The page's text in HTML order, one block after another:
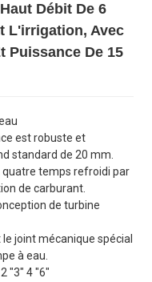
Débit De 6
L'irrigation, Avec
Puissance De 15
est robuste et
standard de 20 mm.
temps refroidi par
de carburant.
de turbine
joint mécanique spécial
à eau.
"3" 4 "6"